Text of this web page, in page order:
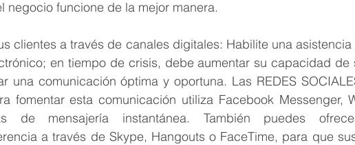
negocio funcione de la mejor manera.
clientes a través de canales digitales: Habilite una
en tiempo de crisis, debe aumentar su capacidad de
una comunicación óptima y oportuna. Las REDES
fomentar esta comunicación utiliza Facebook Messenger,
de mensajería instantánea. También puedes
a través de Skype, Hangouts o FaceTime, para que